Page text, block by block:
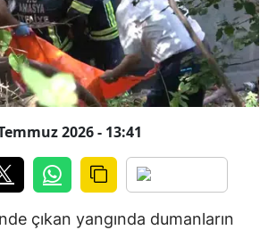
2026 - 13:41
çıkan yangında dumanların